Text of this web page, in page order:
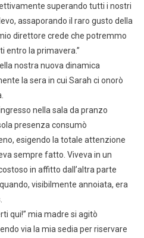
superando tutti i nostri
assaporando il raro gusto della
direttore crede che potremmo
entro la primavera.”
nostra nuova dinamica
la sera in cui Sarah ci onorò
nella sala da pranzo
presenza consumò
esigendo la totale attenzione
sempre fatto. Viveva in un
in affitto dall’altra parte
visibilmente annoiata, era
qui!” mia madre si agitò
via la mia sedia per riservare